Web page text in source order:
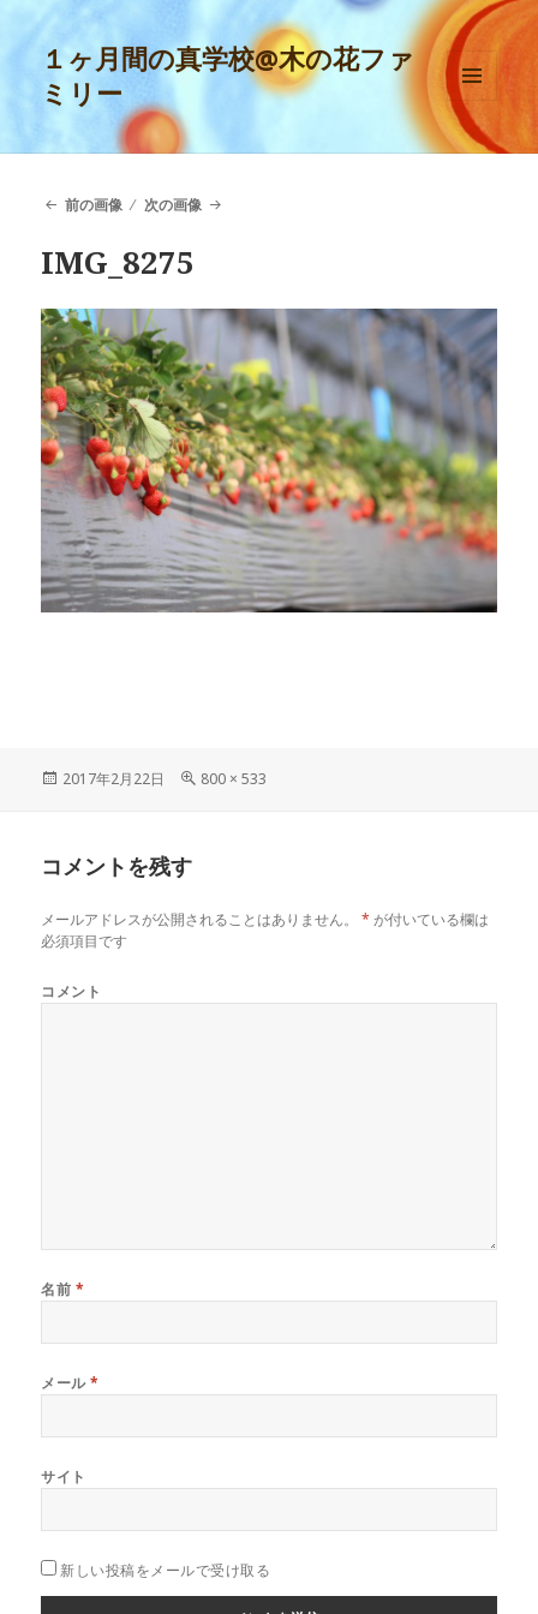
１ヶ月間の真学校@木の花ファ
ミリー
メニュ
ーとウ
ィジェ
前の画像
次の画像
IMG_8275
投
2017年2月22日
フ
800 × 533
コメントを残す
メールアドレスが公開されることはありません。 * が付いている欄は
必須項目です
コメント
名前 *
メール*
サイト
新しい投稿をメールで受け取る